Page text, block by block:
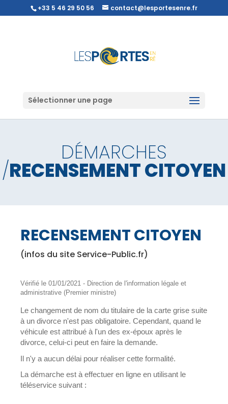
+33 5 46 29 50 56 contact@lesportesenre.fr
Sélectionner une page
DÉMARCHES
/RECENSEMENT CITOYEN
RECENSEMENT CITOYEN
(infos du site Service-Public.fr)
Vérifié le 01/01/2021 - Direction de l'information légale et
administrative (Premier ministre)
Le changement de nom du titulaire de la carte grise suite
à un divorce n'est pas obligatoire. Cependant, quand le
véhicule est attribué à l'un des ex-époux après le
divorce, celui-ci peut en faire la demande.
Il n'y a aucun délai pour réaliser cette formalité.
La démarche est à effectuer en ligne en utilisant le
téléservice suivant :